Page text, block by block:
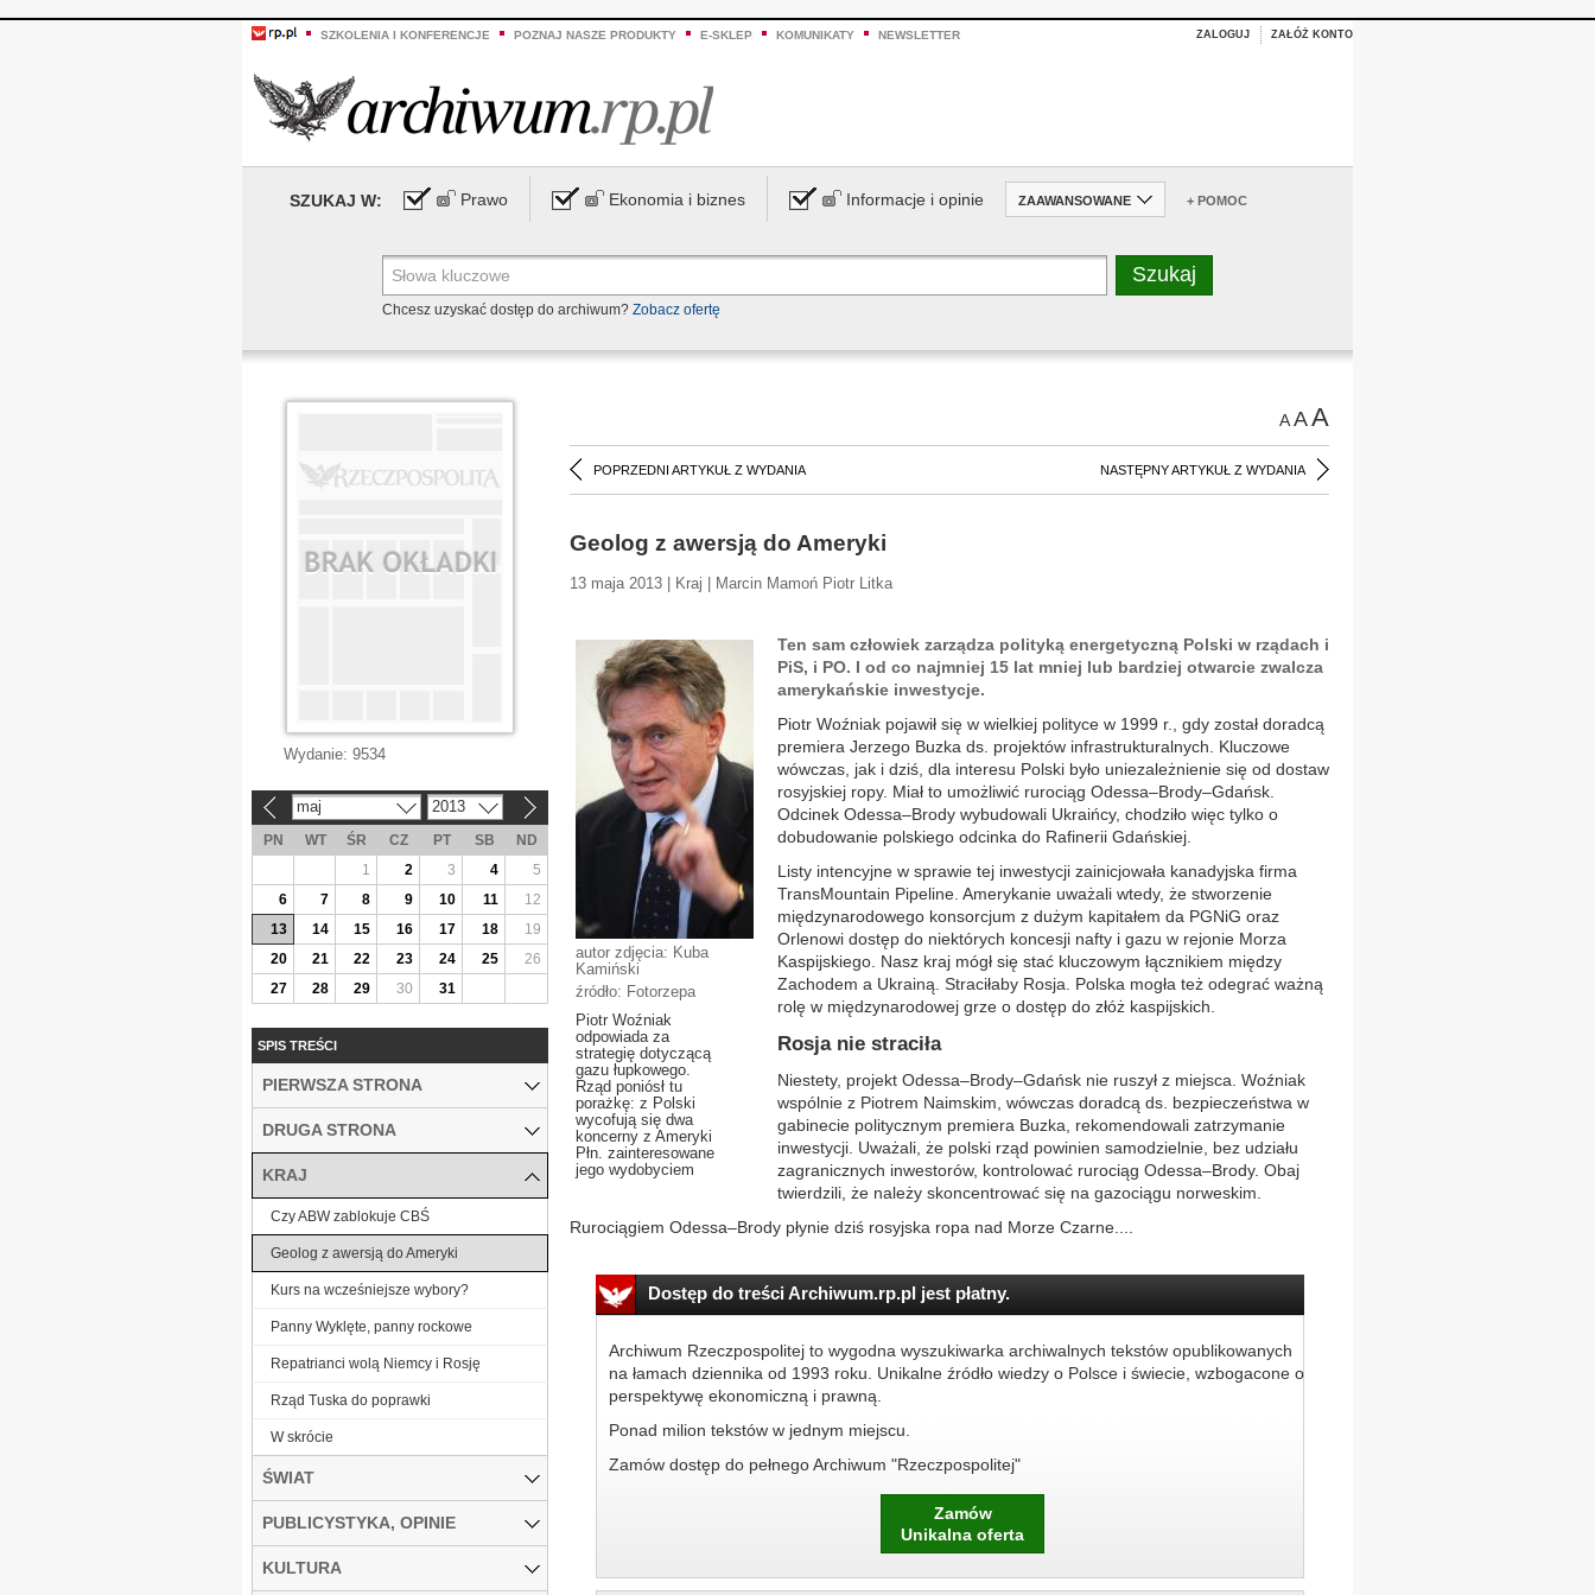
SZKOLENIA I KONFERENCJE POZNAJ NASZE PRODUKTY E-SKLEP KOMUNIKATY NEWSLETTER ZALOGUJ ZAŁÓŻ KONTO
SZUKAJ W: Prawo Ekonomia i biznes Informacje i opinie ZAAWANSOWANE + POMOC
Chcesz uzyskać dostęp do archiwum? Zobacz ofertę
AAA
POPRZEDNI ARTYKUŁ Z WYDANIA NASTĘPNY ARTYKUŁ Z WYDANIA
Geolog z awersją do Ameryki
13 maja 2013 | Kraj | Marcin Mamoń Piotr Litka
autor zdjęcia: Kuba
Kamiński
źródło: Fotorzepa
Piotr Woźniak
odpowiada za
strategię dotyczącą
gazu łupkowego.
Rząd poniósł tu
porażkę: z Polski
wycofują się dwa
koncerny z Ameryki
Płn. zainteresowane
jego wydobyciem
Ten sam człowiek zarządza polityką energetyczną Polski w rządach i
PiS, i PO. I od co najmniej 15 lat mniej lub bardziej otwarcie zwalcza
amerykańskie inwestycje.
Piotr Woźniak pojawił się w wielkiej polityce w 1999 r., gdy został doradcą
premiera Jerzego Buzka ds. projektów infrastrukturalnych. Kluczowe
wówczas, jak i dziś, dla interesu Polski było uniezależnienie się od dostaw
rosyjskiej ropy. Miał to umożliwić rurociąg Odessa–Brody–Gdańsk.
Odcinek Odessa–Brody wybudowali Ukraińcy, chodziło więc tylko o
dobudowanie polskiego odcinka do Rafinerii Gdańskiej.
Listy intencyjne w sprawie tej inwestycji zainicjowała kanadyjska firma
TransMountain Pipeline. Amerykanie uważali wtedy, że stworzenie
międzynarodowego konsorcjum z dużym kapitałem da PGNiG oraz
Orlenowi dostęp do niektórych koncesji nafty i gazu w rejonie Morza
Kaspijskiego. Nasz kraj mógł się stać kluczowym łącznikiem między
Zachodem a Ukrainą. Straciłaby Rosja. Polska mogła też odegrać ważną
rolę w międzynarodowej grze o dostęp do złóż kaspijskich.
Rosja nie straciła
Niestety, projekt Odessa–Brody–Gdańsk nie ruszył z miejsca. Woźniak
wspólnie z Piotrem Naimskim, wówczas doradcą ds. bezpieczeństwa w
gabinecie politycznym premiera Buzka, rekomendowali zatrzymanie
inwestycji. Uważali, że polski rząd powinien samodzielnie, bez udziału
zagranicznych inwestorów, kontrolować rurociąg Odessa–Brody. Obaj
twierdzili, że należy skoncentrować się na gazociągu norweskim.
Rurociągiem Odessa–Brody płynie dziś rosyjska ropa nad Morze Czarne....
Dostęp do treści Archiwum.rp.pl jest płatny.
Archiwum Rzeczpospolitej to wygodna wyszukiwarka archiwalnych tekstów opublikowanych
na łamach dziennika od 1993 roku. Unikalne źródło wiedzy o Polsce i świecie, wzbogacone o
perspektywę ekonomiczną i prawną.
Ponad milion tekstów w jednym miejscu.
Zamów dostęp do pełnego Archiwum "Rzeczpospolitej"
Zamów
Unikalna oferta
Wydanie: 9534
maj 2013
PN WT ŚR CZ PT SB
ND
1
2 3 4
5
6
7 8 9 10 11
12
13
14 15 16 17 18
19
20
21 22 23 24 25
26
27
28 29 30 31
SPIS TREŚCI
PIERWSZA STRONA
DRUGA STRONA
KRAJ
Czy ABW zablokuje CBŚ
Geolog z awersją do Ameryki
Kurs na wcześniejsze wybory?
Panny Wyklęte, panny rockowe
Repatrianci wolą Niemcy i Rosję
Rząd Tuska do poprawki
W skrócie
ŚWIAT
PUBLICYSTYKA, OPINIE
KULTURA